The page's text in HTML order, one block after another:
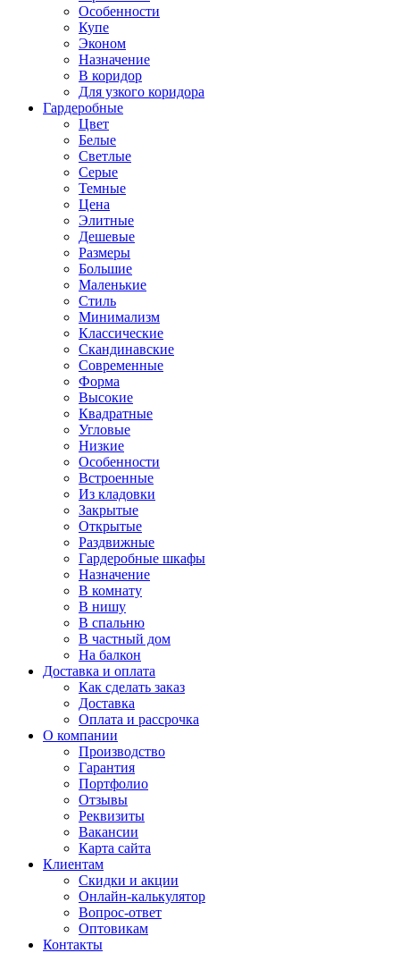
Особенности
Купе
Эконом
Назначение
В коридор
Для узкого коридора
Гардеробные
Цвет
Белые
Светлые
Серые
Темные
Цена
Элитные
Дешевые
Размеры
Большие
Маленькие
Стиль
Минимализм
Классические
Скандинавские
Современные
Форма
Высокие
Квадратные
Угловые
Низкие
Особенности
Встроенные
Из кладовки
Закрытые
Открытые
Раздвижные
Гардеробные шкафы
Назначение
В комнату
В нишу
В спальню
В частный дом
На балкон
Доставка и оплата
Как сделать заказ
Доставка
Оплата и рассрочка
О компании
Производство
Гарантия
Портфолио
Отзывы
Реквизиты
Вакансии
Карта сайта
Клиентам
Скидки и акции
Онлайн-калькулятор
Вопрос-ответ
Оптовикам
Контакты